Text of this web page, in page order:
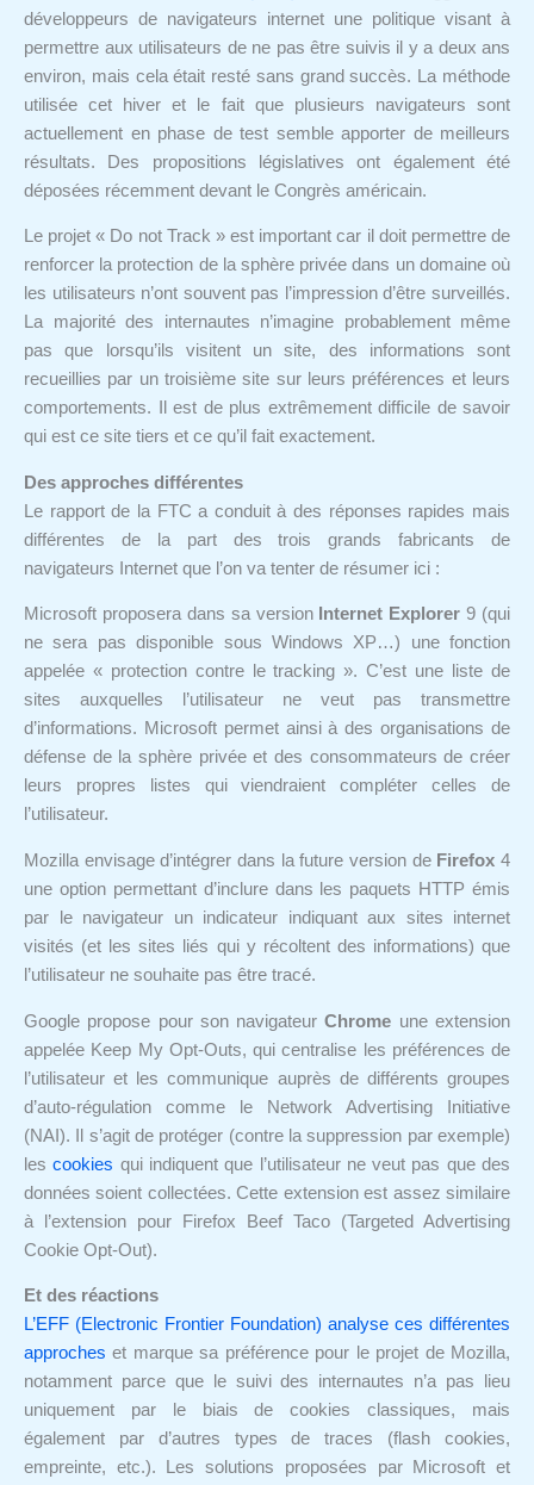
développeurs de navigateurs internet une politique visant à
permettre aux utilisateurs de ne pas être suivis il y a deux ans
environ, mais cela était resté sans grand succès. La méthode
utilisée cet hiver et le fait que plusieurs navigateurs sont
actuellement en phase de test semble apporter de meilleurs
résultats. Des propositions législatives ont également été
déposées récemment devant le Congrès américain.
Le projet « Do not Track » est important car il doit permettre de
renforcer la protection de la sphère privée dans un domaine où
les utilisateurs n’ont souvent pas l’impression d’être surveillés.
La majorité des internautes n’imagine probablement même
pas que lorsqu’ils visitent un site, des informations sont
recueillies par un troisième site sur leurs préférences et leurs
comportements. Il est de plus extrêmement difficile de savoir
qui est ce site tiers et ce qu’il fait exactement.
Des approches différentes
Le rapport de la FTC a conduit à des réponses rapides mais
différentes de la part des trois grands fabricants de
navigateurs Internet que l’on va tenter de résumer ici :
Microsoft proposera dans sa version Internet Explorer 9 (qui
ne sera pas disponible sous Windows XP…) une fonction
appelée « protection contre le tracking ». C’est une liste de
sites auxquelles l’utilisateur ne veut pas transmettre
d’informations. Microsoft permet ainsi à des organisations de
défense de la sphère privée et des consommateurs de créer
leurs propres listes qui viendraient compléter celles de
l’utilisateur.
Mozilla envisage d’intégrer dans la future version de Firefox4
une option permettant d’inclure dans les paquets HTTP émis
par le navigateur un indicateur indiquant aux sites internet
visités (et les sites liés qui y récoltent des informations) que
l’utilisateur ne souhaite pas être tracé.
Google propose pour son navigateurChrome une extension
appelée Keep My Opt-Outs, qui centralise les préférences de
l’utilisateur et les communique auprès de différents groupes
d’auto-régulation comme le Network Advertising Initiative
(NAI). Il s’agit de protéger (contre la suppression par exemple)
lescookies qui indiquent que l’utilisateur ne veut pas que des
données soient collectées. Cette extension est assez similaire
à l’extension pour Firefox Beef Taco (Targeted Advertising
Cookie Opt-Out).
Et des réactions
L’EFF (Electronic Frontier Foundation) analyse ces différentes
approches et marque sa préférence pour le projet de Mozilla,
notamment parce que le suivi des internautes n’a pas lieu
uniquement par le biais de cookies classiques, mais
également par d’autres types de traces (flash cookies,
empreinte, etc.). Les solutions proposées par Microsoft et